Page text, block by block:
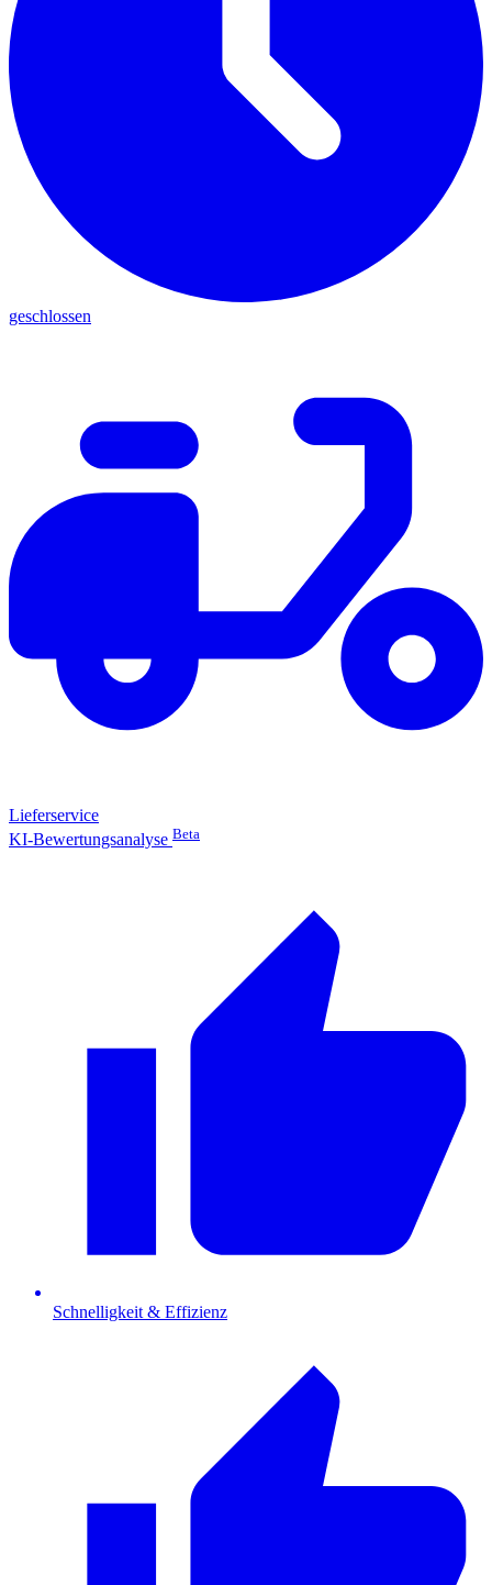
geschlossen
Lieferservice
KI-Bewertungsanalyse Beta
Schnelligkeit & Effizienz